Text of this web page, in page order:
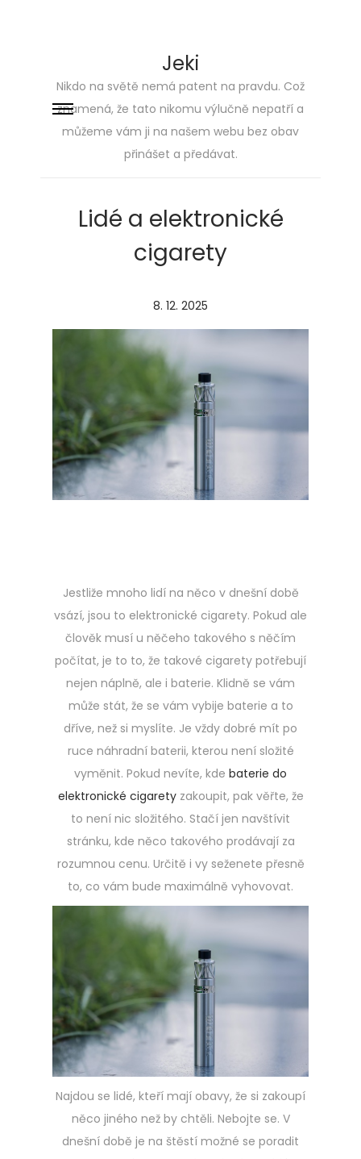
navigation
content
Jeki
Nikdo na světě nemá patent na pravdu. Což
znamená, že tato nikomu výlučně nepatří a
můžeme vám ji na našem webu bez obav
přinášet a předávat.
Lidé a elektronické
cigarety
P
o
s
d
o
8. 12. 2025
Jestliže mnoho lidí na něco v dnešní době
vsází, jsou to elektronické cigarety. Pokud ale
člověk musí u něčeho takového s něčím
počítat, je to to, že takové cigarety potřebují
nejen náplně, ale i baterie. Klidně se vám
může stát, že se vám vybije baterie a to
dříve, než si myslíte. Je vždy dobré mít po
ruce náhradní baterii, kterou není složité
vyměnit. Pokud nevíte, kde baterie do
elektronické cigaretyzakoupit, pak věřte, že
to není nic složitého. Stačí jen navštívit
stránku, kde něco takového prodávají za
rozumnou cenu. Určitě i vy seženete přesně
to, co vám bude maximálně vyhovovat.
Najdou se lidé, kteří mají obavy, že si zakoupí
něco jiného než by chtěli. Nebojte se. V
dnešní době je na štěstí možné se poradit